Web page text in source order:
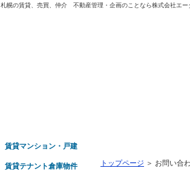
札幌の賃貸、売買、仲介 不動産管理・企画のことなら株式会社エ
トップページ ＞ お問い合
賃貸マンション・戸建
賃貸テナント倉庫物件